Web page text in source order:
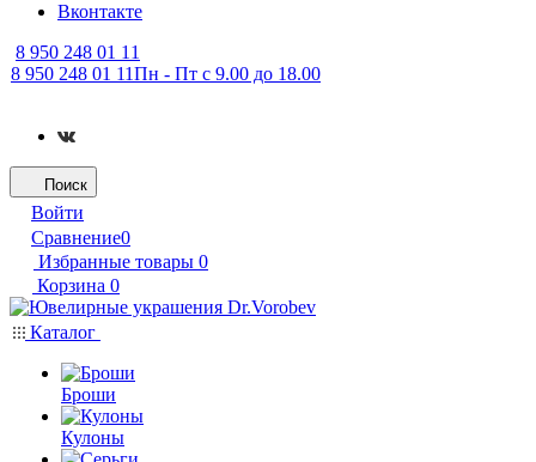
Вконтакте
8 950 248 01 11
8 950 248 01 11Пн - Пт с 9.00 до 18.00
Поиск
Войти
Сравнение0
Избранные товары 0
Корзина 0
Каталог
Броши
Кулоны